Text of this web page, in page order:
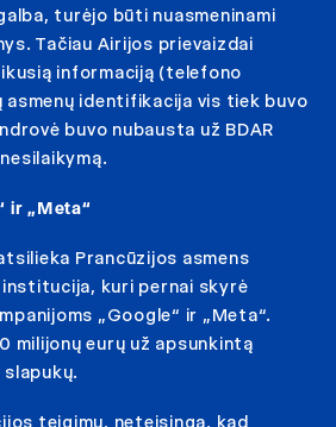
turėjo būti nuasmeninami
Tačiau Airijos prievaizdai
informaciją (telefono
asmenų identifikacija vis tiek buvo
buvo nubausta už BDAR
ir „Meta“
Prancūzijos asmens
institucija, kuri pernai skyrė
„Google“ ir „Meta“.
milijonų eurų už apsunkintą
teigimu, neteisinga, kad